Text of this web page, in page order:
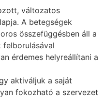
változatos
A betegségek
összefüggésben áll a
felborulásával
érdemes helyreállítani a
aktiváljuk a saját
fokozható a szervezet